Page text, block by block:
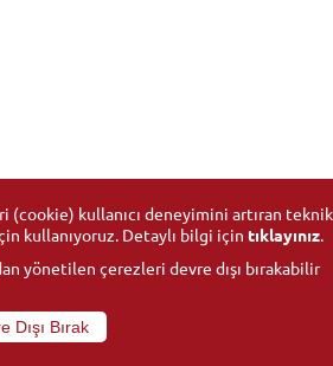
(cookie) kullanıcı deneyimini artıran teknik
kullanıyoruz. Detaylı bilgi için tıklayınız.
yönetilen çerezleri devre dışı bırakabilir
Dışı Bırak
Üniversitesi- Tüm hakları saklıdır.